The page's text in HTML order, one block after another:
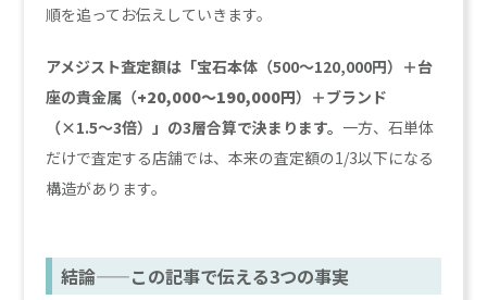
順を追ってお伝えしていきます。
アメジスト査定額は「宝石本体（500〜120,000円）＋台
座の貴金属（+20,000〜190,000円）＋ブランド
（×1.5〜3倍）」の3層合算で決まります。 一方、石単体
だけで査定する店舗では、本来の査定額の1/3以下になる
構造があります。
結論——この記事で伝える3つの事実